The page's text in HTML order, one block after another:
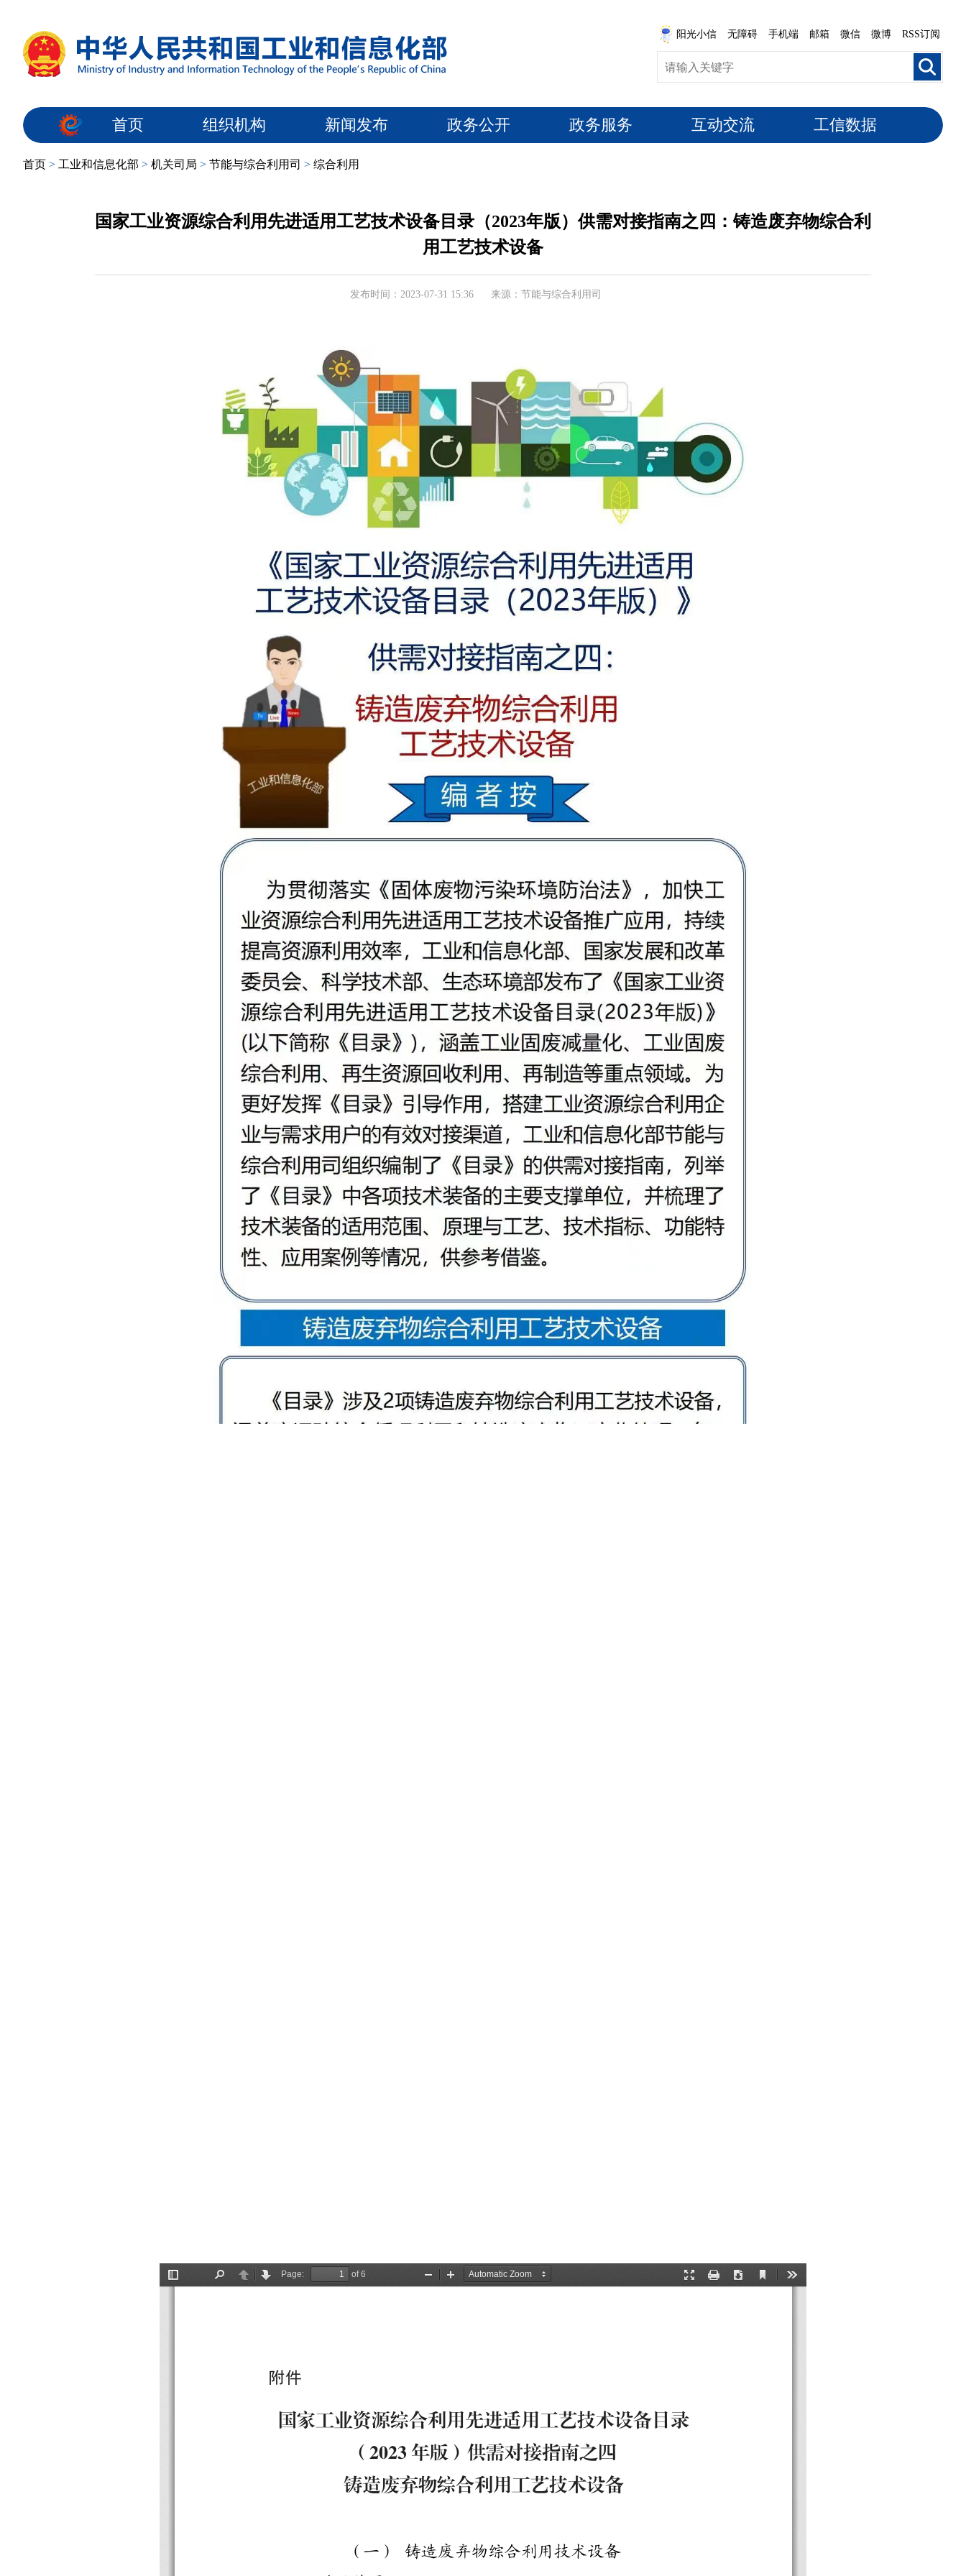
阳光小信 无障碍 手机端 邮箱 微信 微博 RSS订阅
首页 组织机构 新闻发布 政务公开 政务服务 互动交流 工信数据
首页 > 工业和信息化部 > 机关司局 > 节能与综合利用司 > 综合利用
国家工业资源综合利用先进适用工艺技术设备目录（2023年版）供需对接指南之四：铸造废弃物综合利
用工艺技术设备
发布时间：2023-07-31 15:36 来源：节能与综合利用司